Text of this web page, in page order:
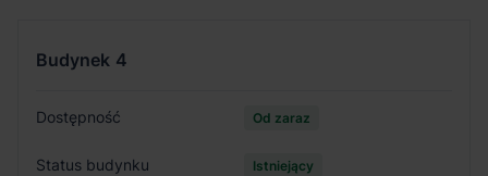
Budynek 4
Dostępność Od zaraz
Status budynku Istniejący